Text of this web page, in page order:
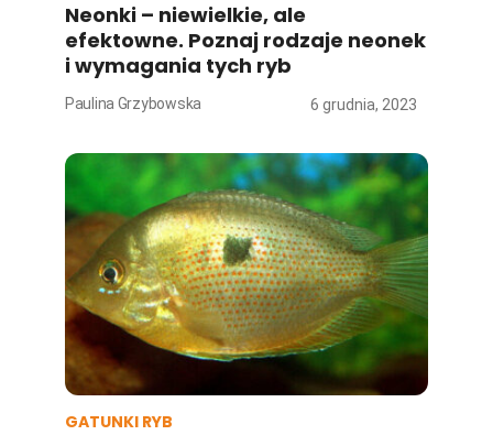
Neonki – niewielkie, ale
efektowne. Poznaj rodzaje neonek
i wymagania tych ryb
Paulina Grzybowska 6 grudnia, 2023
GATUNKI RYB